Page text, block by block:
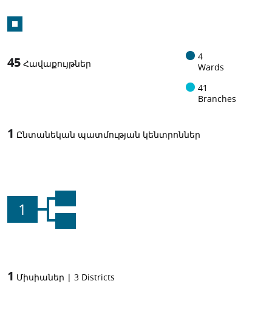
45 Հավաքույթներ
4
Wards
41
Branches
1 Ընտանեկան պատմության կենտրոններ
1
1 Միսիաներ | 3 Districts